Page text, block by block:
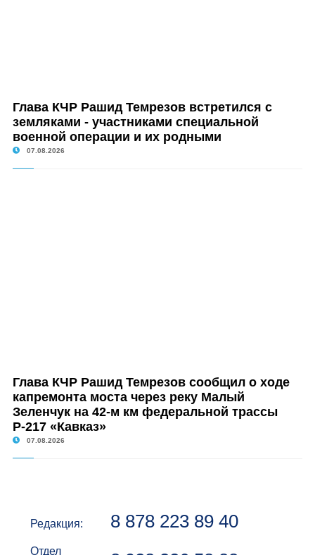
Глава КЧР Рашид Темрезов встретился с
земляками - участниками специальной
военной операции и их родными
07.08.2026
Глава КЧР Рашид Темрезов сообщил о ходе
капремонта моста через реку Малый
Зеленчук на 42-м км федеральной трассы
Р-217 «Кавказ»
07.08.2026
Редакция: 8 878 223 89 40
Отдел